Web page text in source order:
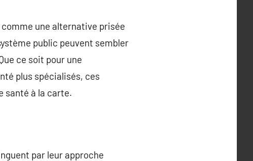
comme une alternative prisée
public peuvent sembler
ce soit pour une
plus spécialisés, ces
santé à la carte.
par leur approche